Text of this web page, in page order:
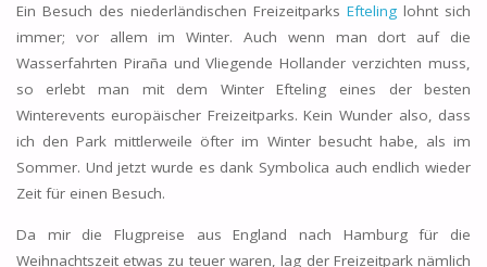
Ein Besuch des niederländischen FreizeitparksEfteling lohnt sich
immer; vor allem im Winter. Auch wenn man dort auf die
Wasserfahrten Piraña und Vliegende Hollander verzichten muss,
so erlebt man mit dem Winter Efteling eines der besten
Winterevents europäischer Freizeitparks. Kein Wunder also, dass
ich den Park mittlerweile öfter im Winter besucht habe, als im
Sommer. Und jetzt wurde es dank Symbolica auch endlich wieder
Zeit für einen Besuch.
Da mir die Flugpreise aus England nach Hamburg für die
Weihnachtszeit etwas zu teuer waren, lag der Freizeitpark nämlich